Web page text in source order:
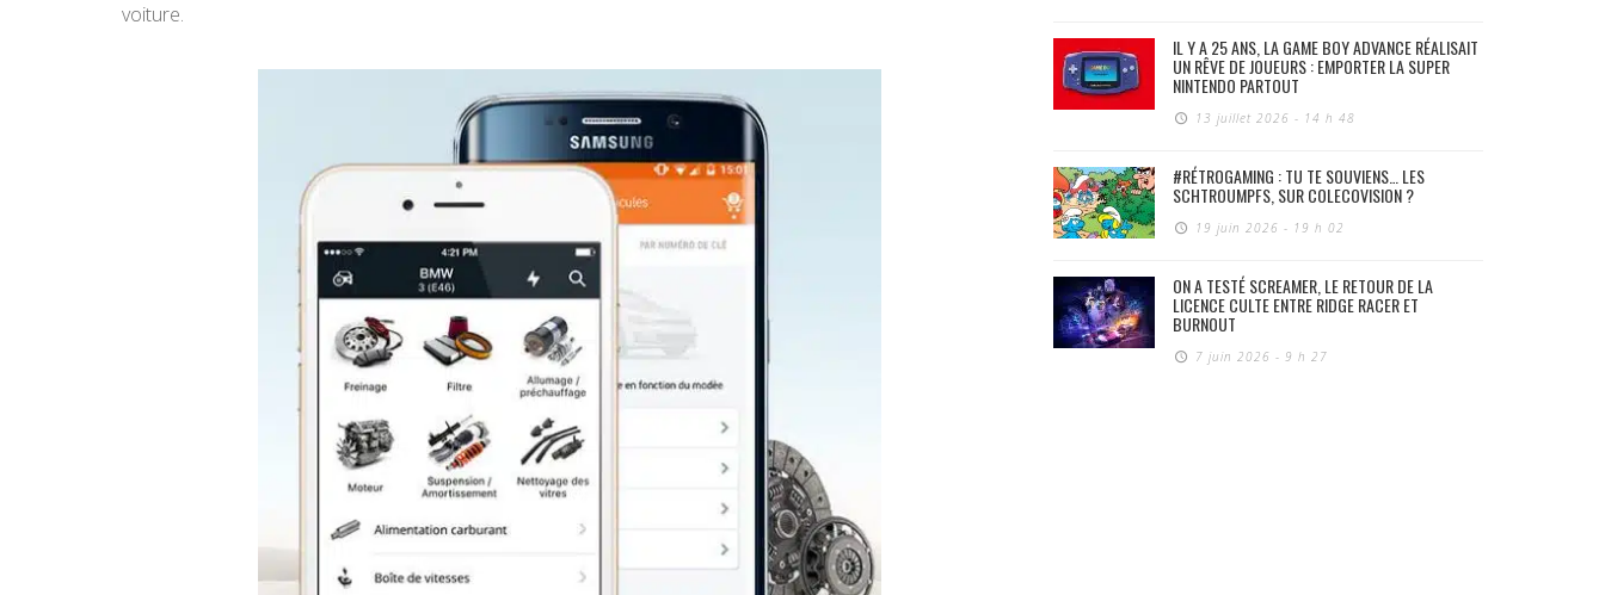
voiture.
IL Y A 25 ANS, LA GAME BOY ADVANCE RÉALISAIT
UN RÊVE DE JOUEURS : EMPORTER LA SUPER
NINTENDO PARTOUT
13 juillet 2026 - 14 h 48
#RÉTROGAMING : TU TE SOUVIENS… LES
SCHTROUMPFS, SUR COLECOVISION ?
19 juin 2026 - 19 h 02
ON A TESTÉ SCREAMER, LE RETOUR DE LA
LICENCE CULTE ENTRE RIDGE RACER ET
BURNOUT
7 juin 2026 - 9 h 27